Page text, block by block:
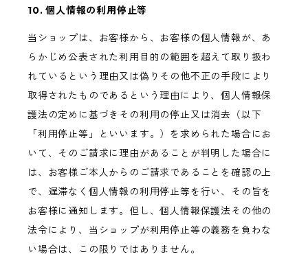
10. 個人情報の利用停止等
当ショップは、お客様から、お客様の個人情報が、あ
らかじめ公表された利用目的の範囲を超えて取り扱わ
れているという理由又は偽りその他不正の手段により
取得されたものであるという理由により、個人情報保
護法の定めに基づきその利用の停止又は消去（以下
「利用停止等」といいます。）を求められた場合にお
いて、そのご請求に理由があることが判明した場合に
は、お客様ご本人からのご請求であることを確認の上
で、遅滞なく個人情報の利用停止等を行い、その旨を
お客様に通知します。但し、個人情報保護法その他の
法令により、当ショップが利用停止等の義務を負わな
い場合は、この限りではありません。